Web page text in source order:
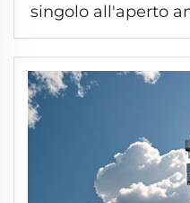
singolo all'aperto
di abbellimento